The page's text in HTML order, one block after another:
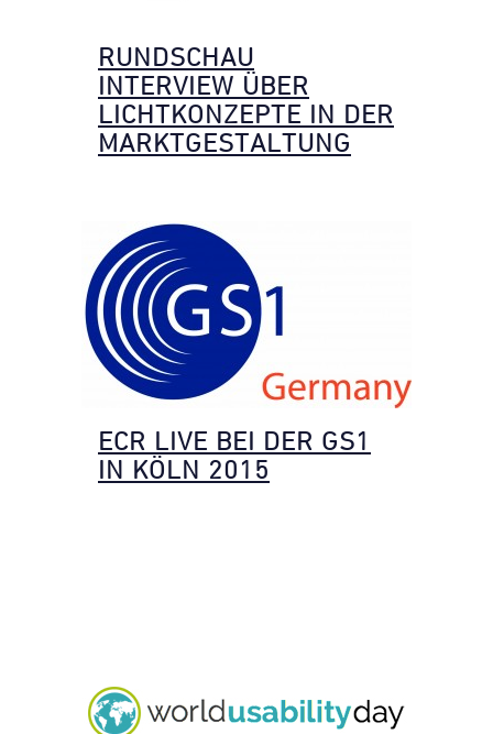
RUNDSCHAU
INTERVIEW ÜBER
LICHTKONZEPTE IN DER
MARKTGESTALTUNG
ECR LIVE BEI DER GS1
IN KÖLN 2015